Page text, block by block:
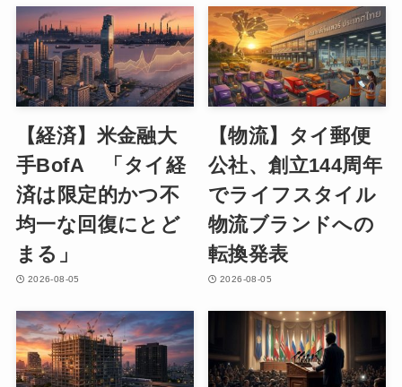
【経済】米金融大
手BofA 「タイ経
済は限定的かつ不
均一な回復にとど
まる」
2026-08-05
【物流】タイ郵便
公社、創立144周年
でライフスタイル
物流ブランドへの
転換発表
2026-08-05